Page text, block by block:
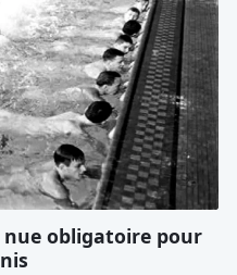
obligatoire pour